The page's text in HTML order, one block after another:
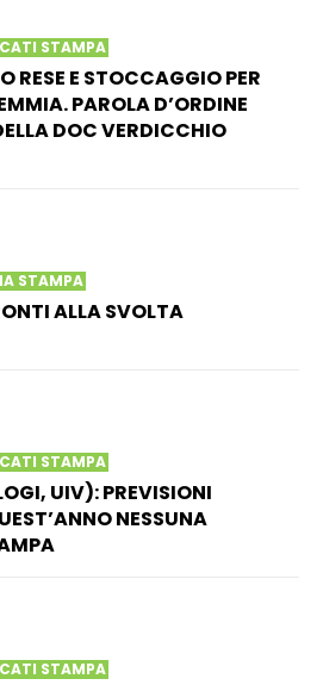
STAMPA
RESE E STOCCAGGIO PER
PAROLA D’ORDINE
DOC VERDICCHIO
STAMPA
ALLA SVOLTA
STAMPA
UIV): PREVISIONI
NESSUNA
STAMPA